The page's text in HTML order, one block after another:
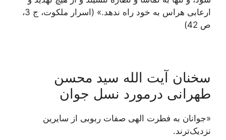
ارعابی هراس به خود راه ندهد.» (اسرار ملکوت، ج 3،
ص 42)
سخنان آیت الله سید محسن
طهرانی درمورد نسل جوان
«جوانان به فطرت الهی صفات ربوبی از سایرین
نزدیک‌ترند.